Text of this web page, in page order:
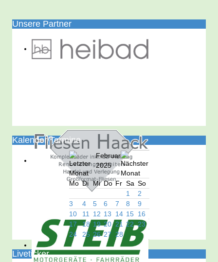
Unsere Partner
Kalender/Termine
Februar
2025
Mo Di Mi Do Fr Sa So
1
2
3
4 5 6 7 8
9
10
11 12 13 14 15 16
17
18 19 20 21 22 23
24
25 26 27 28
Liveticker